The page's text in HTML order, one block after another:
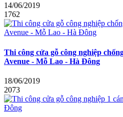
14/06/2019
1762
Thi công cửa gỗ công nghiệp
Avenue - Mỗ Lao - Hà Đông
18/06/2019
2073